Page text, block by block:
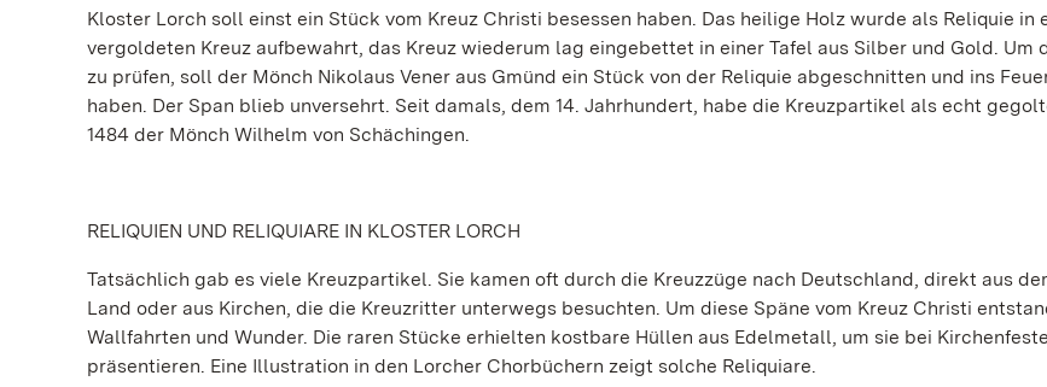
Kloster Lorch soll einst ein Stück vom Kreuz Christi besessen haben. Das heilige Holz wurde als Reliquie in
vergoldeten Kreuz aufbewahrt, das Kreuz wiederum lag eingebettet in einer Tafel aus Silber und Gold. Um
zu prüfen, soll der Mönch Nikolaus Vener aus Gmünd ein Stück von der Reliquie abgeschnitten und ins
haben. Der Span blieb unversehrt. Seit damals, dem 14. Jahrhundert, habe die Kreuzpartikel als echt
1484 der Mönch Wilhelm von Schächingen.
RELIQUIEN UND RELIQUIARE IN KLOSTER LORCH
Tatsächlich gab es viele Kreuzpartikel. Sie kamen oft durch die Kreuzzüge nach Deutschland, direkt aus
Land oder aus Kirchen, die die Kreuzritter unterwegs besuchten. Um diese Späne vom Kreuz Christi
Wallfahrten und Wunder. Die raren Stücke erhielten kostbare Hüllen aus Edelmetall, um sie bei
präsentieren. Eine Illustration in den Lorcher Chorbüchern zeigt solche Reliquiare.